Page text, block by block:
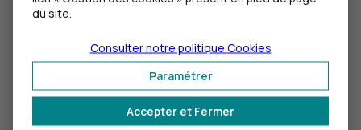
LeleasingLOAouLLDsans apport
du site.
Accepter et Fermer
Paramétrer
Consulter notre politique Cookies